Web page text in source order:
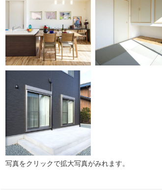
写真をクリックで拡大写真がみれます。